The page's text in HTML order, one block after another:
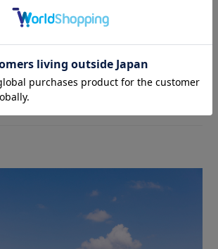
コンフリー、ミネラルオイルフリー、
PEGまたは合成香料不使用。全ての商
ツの皮膚医師会により「非常に良い」